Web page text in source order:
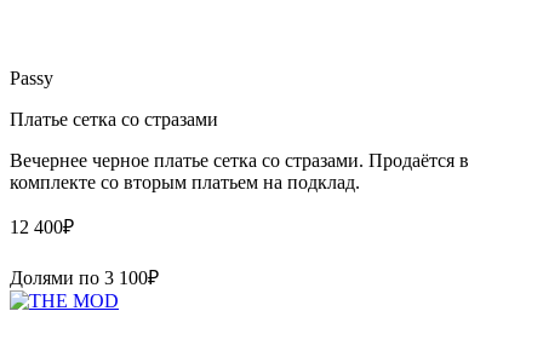
Passy
Платье сетка со стразами
Вечернее черное платье сетка со стразами. Продаётся в
комплекте со вторым платьем на подклад.
12 400₽
Долями по 3 100₽